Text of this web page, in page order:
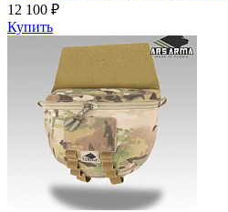
12 100 ₽
Купить